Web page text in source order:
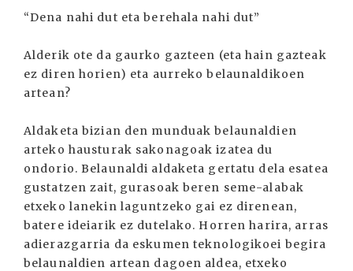
“Dena nahi dut eta berehala nahi dut”
Alderik ote da gaurko gazteen (eta hain gazteak
ez diren horien) eta aurreko belaunaldikoen
artean?
Aldaketa bizian den munduak belaunaldien
arteko hausturak sakonagoak izatea du
ondorio. Belaunaldi aldaketa gertatu dela esatea
gustatzen zait, gurasoak beren seme-alabak
etxeko lanekin laguntzeko gai ez direnean,
batere ideiarik ez dutelako. Horren harira, arras
adierazgarria da eskumen teknologikoei begira
belaunaldien artean dagoen aldea, etxeko